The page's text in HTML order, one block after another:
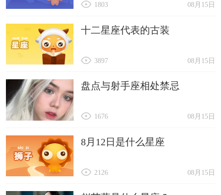
08月15日
1803
十二星座代表的古装
08月15日
3897
盘点与射手座相处禁忌
08月15日
1676
8月12日是什么星座
08月15日
2126